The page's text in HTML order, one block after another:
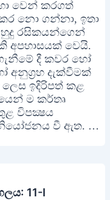
වෙන් කරගත්
නො ගන්නා, ඉතා
රසිකයන්ගෙන්
අපහාසයක් වෙයි.
දී කවර හෝ
දැක්වීමක්
ඉදිරිපත් කළ
ම කර්තෘ
විපක්‍ෂය
වී ඇත. …
11-I